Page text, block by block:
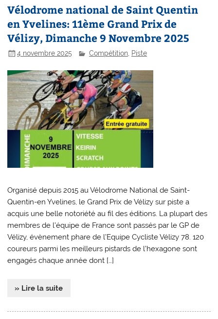
Vélodrome national de Saint Quentin
en Yvelines: 11ème Grand Prix de
Vélizy, Dimanche 9 Novembre 2025
4 novembre 2025 Compétition Piste
Organisé depuis 2015 au Vélodrome National de Saint-
Quentin-en Yvelines, le Grand Prix de Vélizy sur piste a
acquis une belle notoriété au fil des éditions. La plupart des
membres de l’équipe de France sont passés par le GP de
Vélizy, évènement phare de l’Equipe Cycliste Vélizy 78. 120
coureurs parmi les meilleurs pistards de l’hexagone sont
engagés chaque année dont […]
» Lire la suite